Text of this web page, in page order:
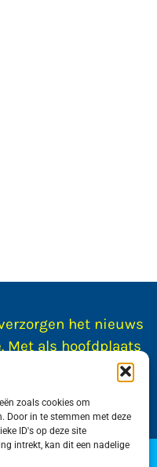
zoals cookies om
Door in te stemmen met deze
ID's op deze site
intrekt, kan dit een nadelige
het nieuws
Met als hoofdplaats